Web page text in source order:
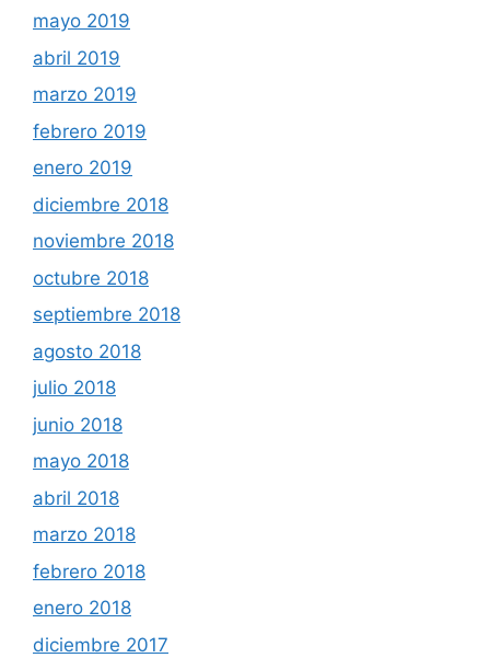
mayo 2019
abril 2019
marzo 2019
febrero 2019
enero 2019
diciembre 2018
noviembre 2018
octubre 2018
septiembre 2018
agosto 2018
julio 2018
junio 2018
mayo 2018
abril 2018
marzo 2018
febrero 2018
enero 2018
diciembre 2017